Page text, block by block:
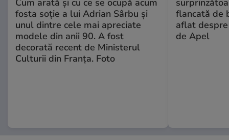
Cum arată și cu ce se ocupă acum
fosta soție a lui Adrian Sârbu și
unul dintre cele mai apreciate
modele din anii 90. A fost
decorată recent de Ministerul
Culturii din Franța. Foto
flancată de
aflat
de Apel